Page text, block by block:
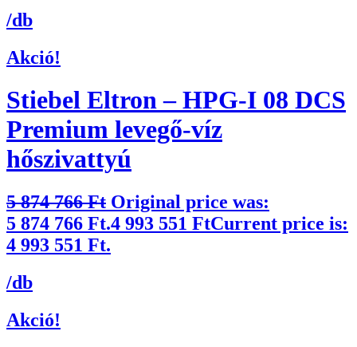
/db
Akció!
Stiebel Eltron – HPG-I 08 DCS
Premium levegő-víz
hőszivattyú
5 874 766Ft Original price was:
5 874 766 Ft.4 993 551 FtCurrent price is:
4 993 551 Ft.
/db
Akció!